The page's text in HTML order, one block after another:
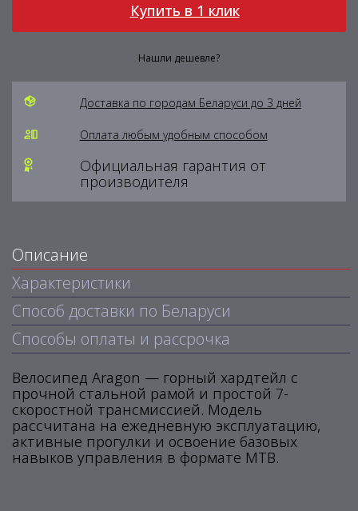
Купить в 1 клик
Нашли дешевле?
Доставка по городам Беларуси до 3 дней
Оплата любым удобным способом
Официальная гарантия от
производителя
Описание
Характеристики
Способ доставки по Беларуси
Способы оплаты и рассрочка
Велосипед Aragon — горный хардтейл с
прочной стальной рамой и простой 7-
скоростной трансмиссией. Модель
рассчитана на ежедневную эксплуатацию,
активные прогулки и освоение базовых
навыков управления в формате MTB.